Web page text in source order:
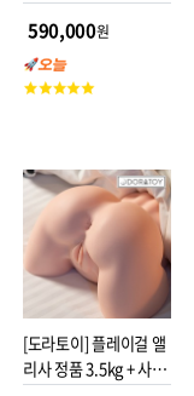
590,000원
고
[도라토이] 플레이걸 앨
리사 정품 3.5kg + 사은